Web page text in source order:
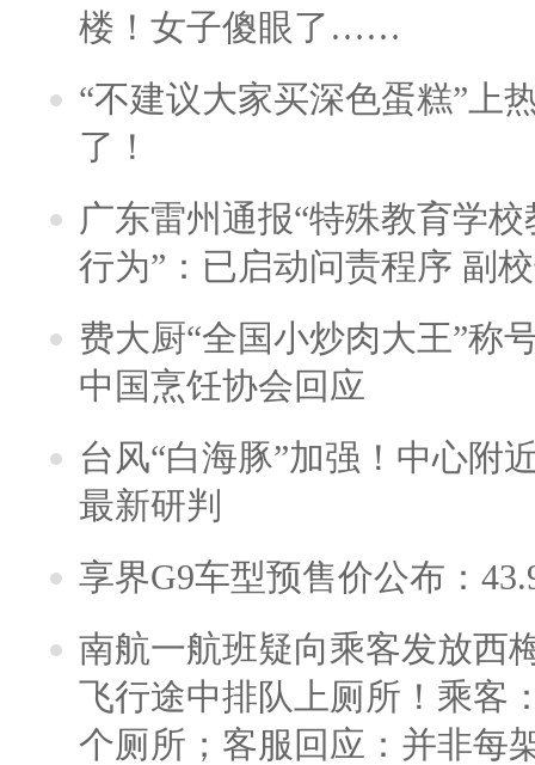
楼！女子傻眼了……
“不建议大家买深色蛋糕”上
了！
广东雷州通报“特殊教育学
行为”：已启动问责程序 副
费大厨“全国小炒肉大王”称
中国烹饪协会回应
台风“白海豚”加强！中心附
最新研判
享界G9车型预售价公布：
南航一航班疑向乘客发放西
飞行途中排队上厕所！乘客
个厕所；客服回应：并非每